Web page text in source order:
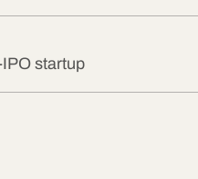
startup